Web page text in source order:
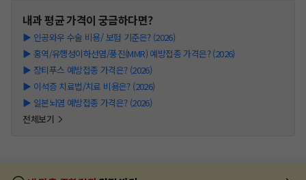
내과평균 가격이 궁금하다면?
▶ 인공와우 수술 비용/ 보험 기준은? (2026)
▶ 홍역/유행성이하선염/풍진(MMR) 예방접종 가격은? (2026)
▶ 장티푸스 예방접종 가격은? (2026)
▶ 이석증 치료법/치료 비용은? (2026)
▶ 일본뇌염 예방접종 가격은? (2026)
전체보기